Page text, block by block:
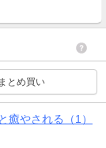
まとめ買い
癒やされる（1）